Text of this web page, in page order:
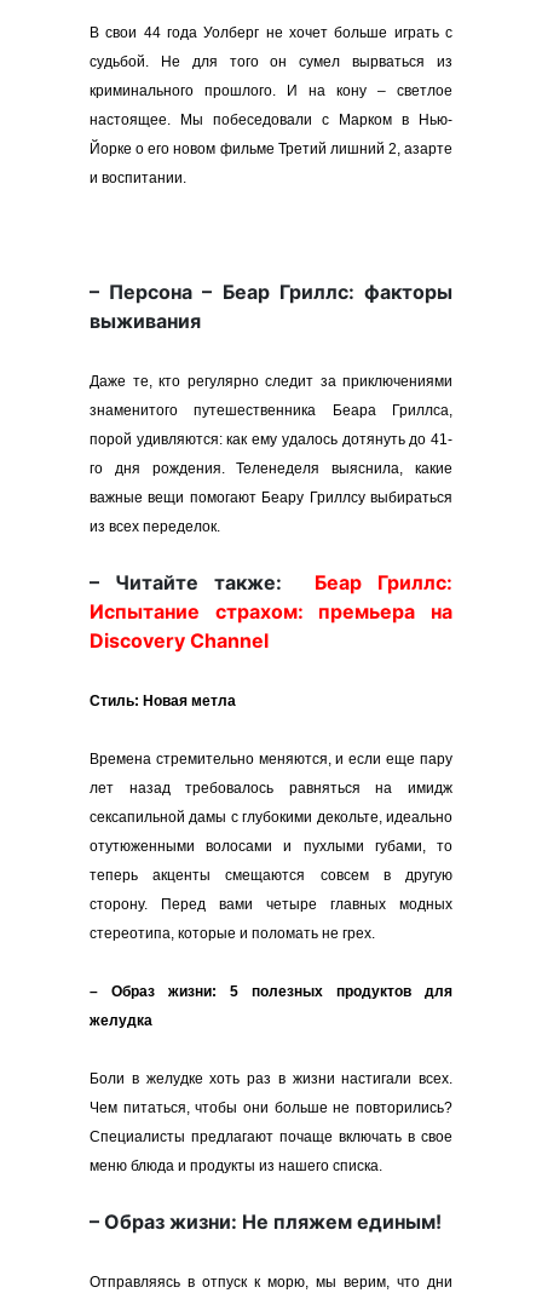
В свои 44 года Уолберг не хочет больше играть с
судьбой. Не для того он сумел вырваться из
криминального прошлого. И на кону – светлое
настоящее. Мы побеседовали с Марком в Нью-
Йорке о его новом фильме Третий лишний 2, азарте
и воспитании.
– Персона – Беар Гриллс: факторы
выживания
Даже те, кто регулярно следит за приключениями
знаменитого путешественника Беара Гриллса,
порой удивляются: как ему удалось дотянуть до 41-
го дня рождения. Теленеделя выяснила, какие
важные вещи помогают Беару Гриллсу выбираться
из всех переделок.
– Читайте также:
Беар Гриллс:
Испытание страхом: премьера на
Discovery Сhannel
Стиль: Новая метла
Времена стремительно меняются, и если еще пару
лет назад требовалось равняться на имидж
сексапильной дамы с глубокими декольте, идеально
отутюженными волосами и пухлыми губами, то
теперь акценты смещаются совсем в другую
сторону. Перед вами четыре главных модных
стереотипа, которые и поломать не грех.
– Образ жизни: 5 полезных продуктов для
желудка
Боли в желудке хоть раз в жизни настигали всех.
Чем питаться, чтобы они больше не повторились?
Специалисты предлагают почаще включать в свое
меню блюда и продукты из нашего списка.
– Образ жизни: Не пляжем единым!
Отправляясь в отпуск к морю, мы верим, что дни